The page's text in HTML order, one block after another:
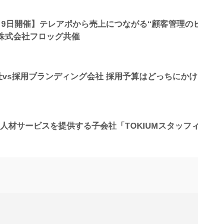
9日開催】テレアポから売上につながる“顧客管理
式会社フロッグ共催
vs採用ブランディング会社 採用予算はどっちにか
材サービスを提供する子会社「TOKIUMスタッフ